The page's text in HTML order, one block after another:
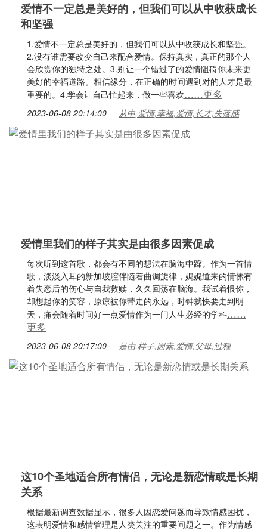
爱情不一定总是美好的，但我们可以从中收获成长
和坚强
1.爱情不一定总是美好的，但我们可以从中收获成长和坚强。
2.没有谁需要改变自己来配合爱情。保持真实，真正的那个人
会欣赏你的独特之处。3.别让一个错过了的爱情阻碍你未来更
美好的幸福道路。相信缘分，在正确的时间遇到对的人才是最
重要的。4.学会让自己忙起来，做一些喜欢……更多
2023-06-08 20:14:00 从中,爱情,幸福,爱情,长才,失落感
爱情里我们的样子其实是由很多因素促成
每次听到这首歌，都会有不同的想法在脑海中蹿。作为一首情
歌，淡淡入耳的新加坡腔伴随着曲调旋律，娓娓道来的情愫有
着失恋后的伤心与自我救赎，久久回荡在脑海。我试着恨你，
却想起你的笑容，原谅被你带走的永远，时钟就快要走到明
天，痛会随着时间好一点爱情作为一门人生必经的学科……
更多
2023-06-08 20:17:00 是由,样子,因素,爱情,父母,过程
这10个圣地适合所有情侣，无论是新恋情或是长期
关系
根据最新调查数据显示，很多人因恋爱问题而导致情感困扰，
这表明爱情和感情管理是人类关注的重要问题之一。作为情感